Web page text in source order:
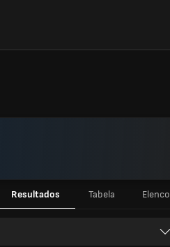
Resultados Tabela Elenco